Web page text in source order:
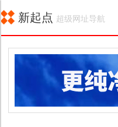
新起点 超级网址导航